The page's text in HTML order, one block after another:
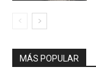
MÁS POPULAR